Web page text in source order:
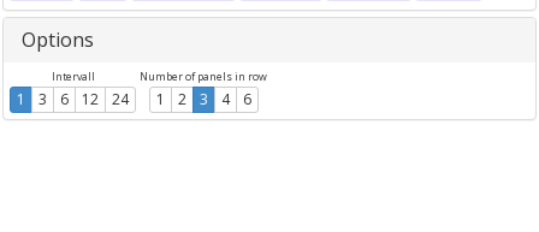
Options
Intervall
1 3 6 12 24
Number of panels in row
1 2 3 4 6